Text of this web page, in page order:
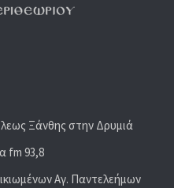
Ξάνθης στην Δρυμιά
fm 93,8
Αγ. Παντελεήμων